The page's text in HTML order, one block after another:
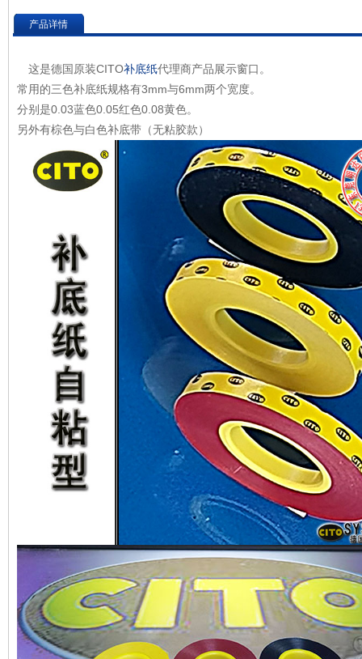
产品详情
这是德国原装CITO补底纸代理商产品展示窗口。
常用的三色补底纸规格有3mm与6mm两个宽度。
分别是0.03蓝色0.05红色0.08黄色。
另外有棕色与白色补底带（无粘胶款）